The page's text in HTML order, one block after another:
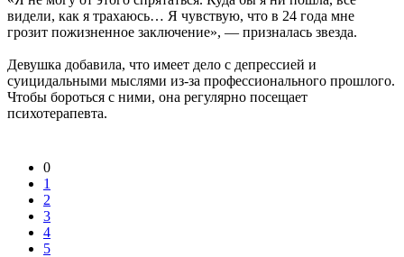
видели, как я трахаюсь… Я чувствую, что в 24 года мне
грозит пожизненное заключение», — призналась звезда.
Девушка добавила, что имеет дело с депрессией и
суицидальными мыслями из-за профессионального прошлого.
Чтобы бороться с ними, она регулярно посещает
психотерапевта.
0
1
2
3
4
5